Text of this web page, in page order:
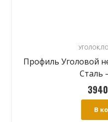
Профиль Уголовой
Сталь
В